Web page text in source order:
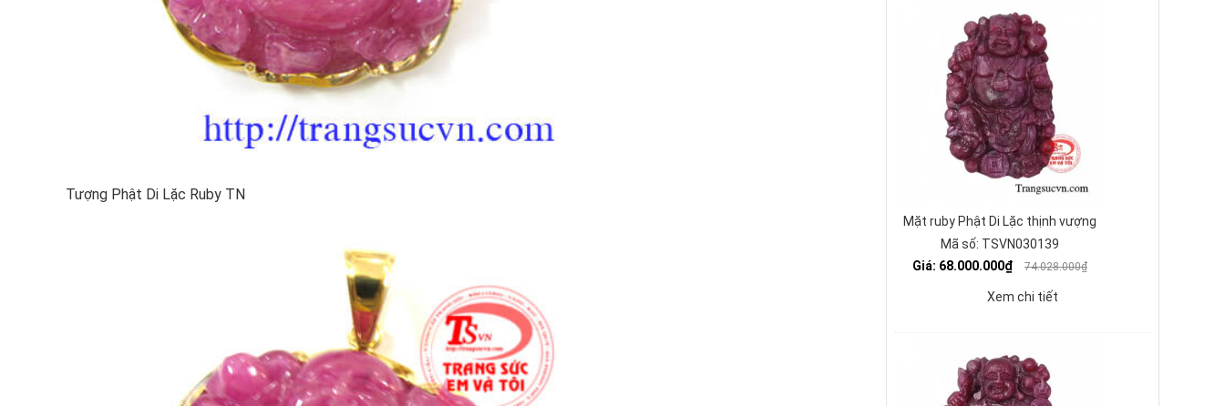
Tượng Phật Di Lặc Ruby TN
Mặt ruby Phật Di Lặc thịnh vượng
Mã số: TSVN030139
Giá: 68.000.000₫
74.028.000₫
Xem chi tiết